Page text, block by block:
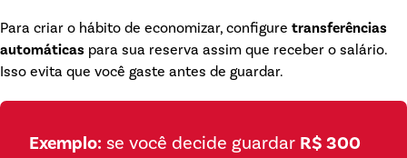
Para criar o hábito de economizar, configure transferências
automáticas para sua reserva assim que receber o salário.
Isso evita que você gaste antes de guardar.
Exemplo: se você decide guardar R$ 300